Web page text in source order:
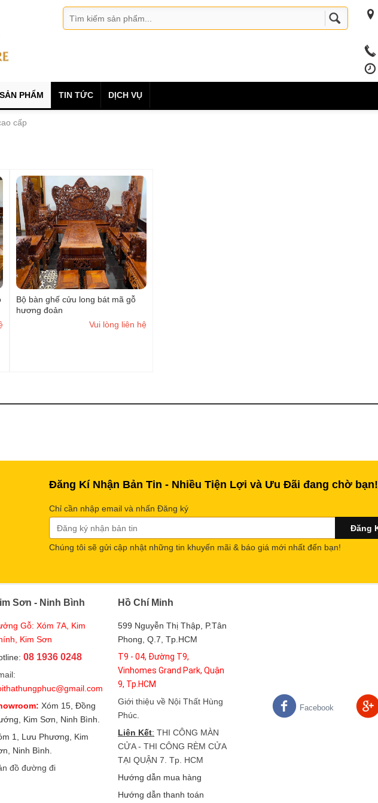
SẢN PHẨM TIN TỨC DỊCH VỤ
cấp
Bộ bàn ghế cửu long bát mã gỗ
hương đoản
Vui lòng liên hệ
Đăng Kí Nhận Bản Tin - Nhiều Tiện Lợi và Ưu Đãi đang chờ bạn!
Chỉ cần nhập email và nhấn Đăng ký
Chúng tôi sẽ gửi cập nhật những tin khuyến mãi & báo giá mới nhất đến bạn!
Sơn - Ninh Bình
Gỗ: Xóm 7A, Kim
Kim Sơn
08 1936 0248
Xóm 15, Đồng
Kim Sơn, Ninh Bình.
1, Lưu Phương, Kim
Ninh Bình.
đồ đường đi
Hồ Chí Minh
599 Nguyễn Thị Thập, P.Tân
Phong, Q.7, Tp.HCM
T9 - 04, Đường T9,
Vinhomes Grand Park, Quận
9, Tp.HCM
Giới thiệu về Nội Thất Hùng
Phúc
Liên Kết: THI CÔNG MÀN
CỬA - THI CÔNG RÈM CỬA
TẠI QUẬN 7. Tp. HCM
Hướng dẫn mua hàng
Hướng dẫn thanh toán
Facebook